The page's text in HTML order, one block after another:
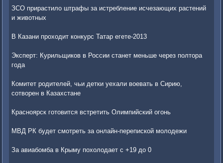
ЗСО прирастило штрафы за истребление исчезающих растений
и животных
В Казани проходит конкурс Татар егете-2013
Эксперт: Курильщиков в России станет меньше через полтора
года
Комитет родителей, чьи детки уехали воевать в Сирию,
сотворен в Казахстане
Красноярск готовится встретить Олимпийский огонь
МВД РК будет смотреть за онлайн-перепиской молодежи
За авиабомба в Крыму похолодает с +19 до 0